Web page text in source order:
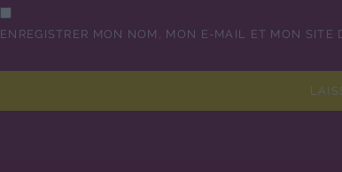
ENREGISTRER MON NOM, MON E-MAIL ET MON